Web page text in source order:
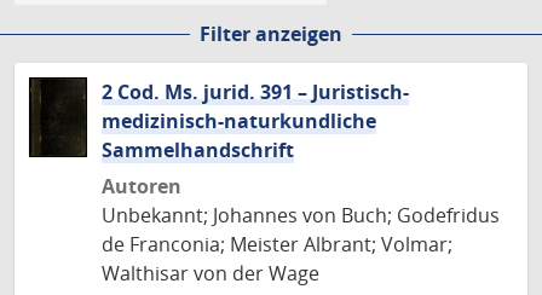
Filter anzeigen
2 Cod. Ms. jurid. 391 – Juristisch-
medizinisch-naturkundliche
Sammelhandschrift
Autoren
Unbekannt; Johannes von Buch; Godefridus
de Franconia; Meister Albrant; Volmar;
Walthisar von der Wage